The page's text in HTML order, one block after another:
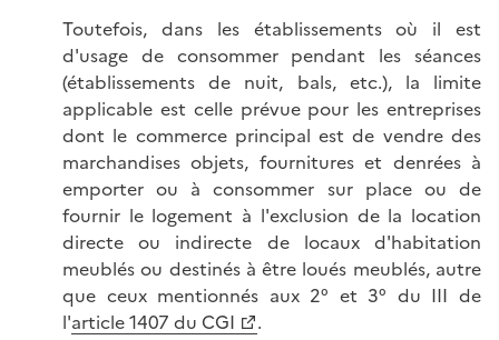
Toutefois, dans les établissements où il est
d'usage de consommer pendant les séances
(établissements de nuit, bals, etc.), la limite
applicable est celle prévue pour les entreprises
dont le commerce principal est de vendre des
marchandises objets, fournitures et denrées à
emporter ou à consommer sur place ou de
fournir le logement à l'exclusion de la location
directe ou indirecte de locaux d'habitation
meublés ou destinés à être loués meublés, autre
que ceux mentionnés aux 2° et 3° du III de
l'article 1407 du CGI .